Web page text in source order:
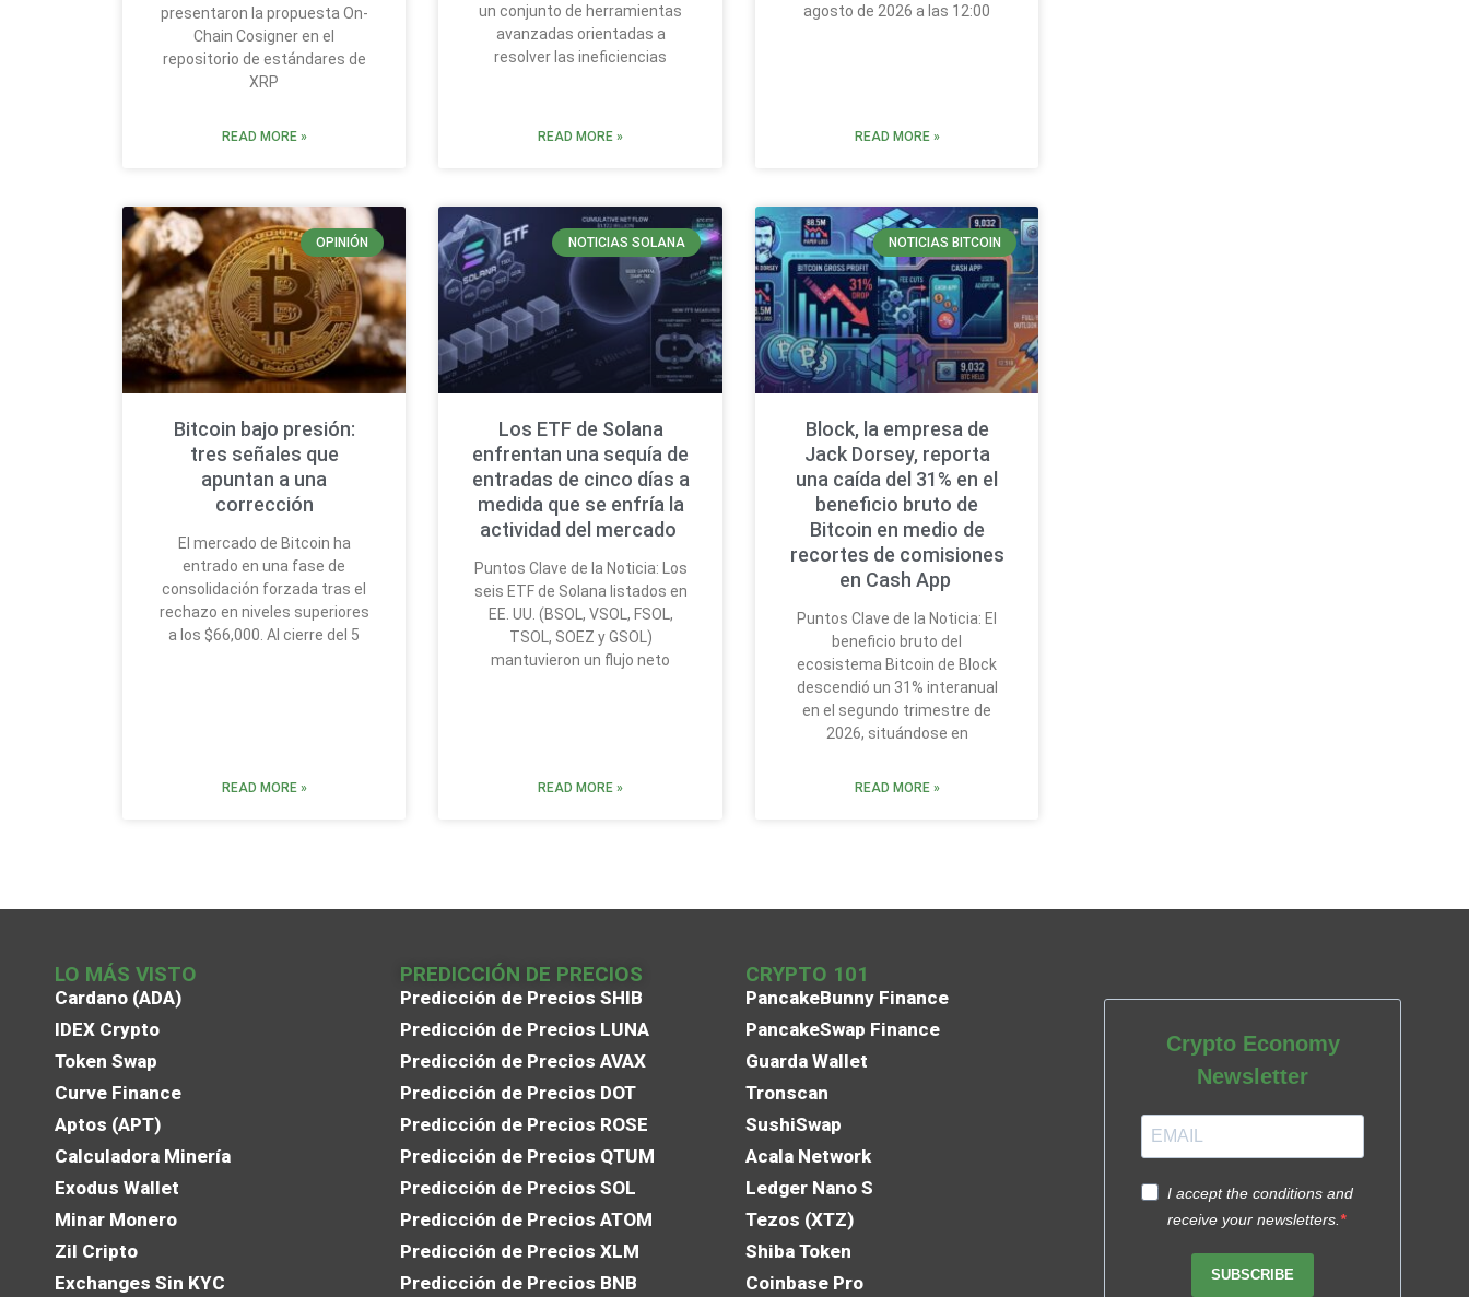
presentaron la propuesta On-
Chain Cosigner en el
repositorio de estándares de
XRP
READ MORE »
un conjunto de herramientas
avanzadas orientadas a
resolver las ineficiencias
READ MORE »
agosto de 2026 a las 12:00
READ MORE »
OPINIÓN
Bitcoin bajo presión:
tres señales que
apuntan a una
corrección
El mercado de Bitcoin ha
entrado en una fase de
consolidación forzada tras el
rechazo en niveles superiores
a los $66,000. Al cierre del 5
READ MORE »
NOTICIAS SOLANA
Los ETF de Solana
enfrentan una sequía de
entradas de cinco días a
medida que se enfría la
actividad del mercado
Puntos Clave de la Noticia: Los
seis ETF de Solana listados en
EE. UU. (BSOL, VSOL, FSOL,
TSOL, SOEZ y GSOL)
mantuvieron un flujo neto
READ MORE »
NOTICIAS BITCOIN
Block, la empresa de
Jack Dorsey, reporta
una caída del 31% en el
beneficio bruto de
Bitcoin en medio de
recortes de comisiones
en Cash App
Puntos Clave de la Noticia: El
beneficio bruto del
ecosistema Bitcoin de Block
descendió un 31% interanual
en el segundo trimestre de
2026, situándose en
READ MORE »
LO MÁS VISTO
Cardano (ADA)
IDEX Crypto
Token Swap
Curve Finance
Aptos (APT)
Calculadora Minería
Exodus Wallet
Minar Monero
Zil Cripto
Exchanges Sin KYC
PREDICCIÓN DE PRECIOS
Predicción de Precios SHIB
Predicción de Precios LUNA
Predicción de Precios AVAX
Predicción de Precios DOT
Predicción de Precios ROSE
Predicción de Precios QTUM
Predicción de Precios SOL
Predicción de Precios ATOM
Predicción de Precios XLM
Predicción de Precios BNB
CRYPTO 101
PancakeBunny Finance
PancakeSwap Finance
Guarda Wallet
Tronscan
SushiSwap
Acala Network
Ledger Nano S
Tezos (XTZ)
Shiba Token
Coinbase Pro
Crypto Economy
Newsletter
I accept the conditions and
receive your newsletters.
SUBSCRIBE